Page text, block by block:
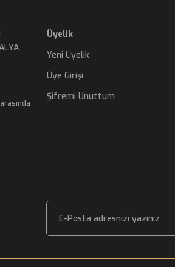
Üyelik
Yeni Üyelik
Üye Girişi
Şifremi Unuttum